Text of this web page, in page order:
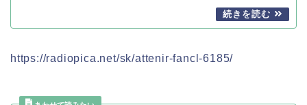
https://radiopica.net/sk/attenir-fancl-6185/